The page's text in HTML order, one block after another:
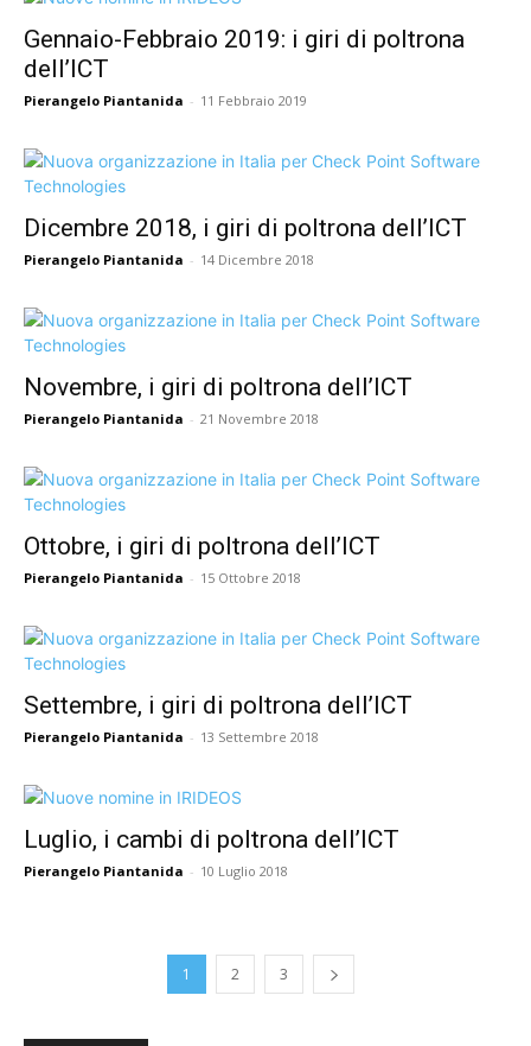
Gennaio-Febbraio 2019: i giri di poltrona
dell’ICT
Pierangelo Piantanida - 11 Febbraio 2019
Dicembre 2018, i giri di poltrona dell’ICT
Pierangelo Piantanida - 14 Dicembre 2018
Novembre, i giri di poltrona dell’ICT
Pierangelo Piantanida - 21 Novembre 2018
Ottobre, i giri di poltrona dell’ICT
Pierangelo Piantanida - 15 Ottobre 2018
Settembre, i giri di poltrona dell’ICT
Pierangelo Piantanida - 13 Settembre 2018
Luglio, i cambi di poltrona dell’ICT
Pierangelo Piantanida - 10 Luglio 2018
1 2 3